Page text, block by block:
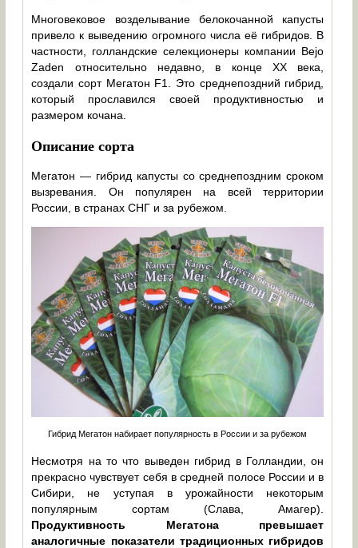
Многовековое возделывание белокочанной капусты
привело к выведению огромного числа её гибридов. В
частности, голландские селекционеры компании Bejo
Zaden относительно недавно, в конце XX века,
создали сорт Мегатон F1. Это среднепоздний гибрид,
который прославился своей продуктивностью и
размером кочана.
Описание сорта
Мегатон — гибрид капусты со среднепоздним сроком
вызревания. Он популярен на всей территории
России, в странах СНГ и за рубежом.
Гибрид Мегатон набирает популярность в России и за рубежом
Несмотря на то что выведен гибрид в Голландии, он
прекрасно чувствует себя в средней полосе России и в
Сибири, не уступая в урожайности некоторым
популярным сортам (Слава, Амагер).
Продуктивность Мегатона превышает
аналогичные показатели традиционных гибридов